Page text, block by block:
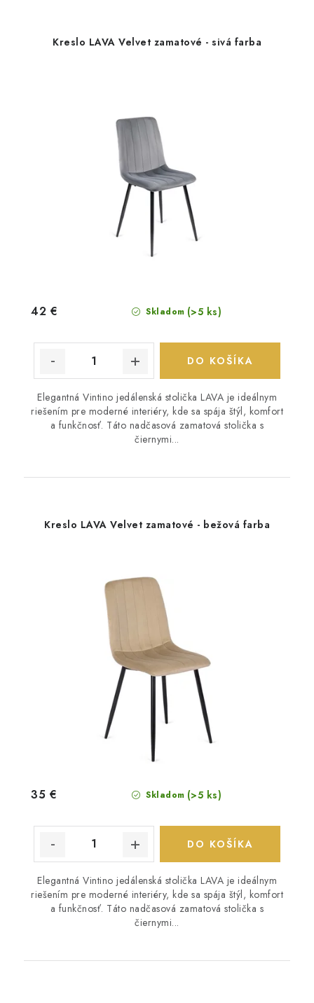
Kreslo LAVA Velvet zamatové - sivá farba
Skladom (>5 ks)
42 €
DO KOŠÍKA
Elegantná Vintino jedálenská stolička LAVA je ideálnym
riešením pre moderné interiéry, kde sa spája štýl, komfort
a funkčnosť. Táto nadčasová zamatová stolička s
čiernymi...
Kreslo LAVA Velvet zamatové - bežová farba
Skladom (>5 ks)
35 €
DO KOŠÍKA
Elegantná Vintino jedálenská stolička LAVA je ideálnym
riešením pre moderné interiéry, kde sa spája štýl, komfort
a funkčnosť. Táto nadčasová zamatová stolička s
čiernymi...